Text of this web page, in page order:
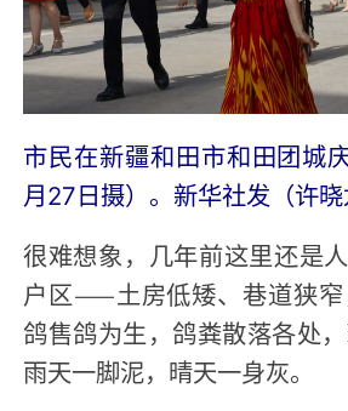
市民在新疆和田市和田团城
月27日摄）。新华社发（许晓
很难想象，几年前这里还是
户区——土房低矮、巷道狭
鸽售鸽为生，鸽粪散落各处，
雨天一脚泥，晴天一身灰。